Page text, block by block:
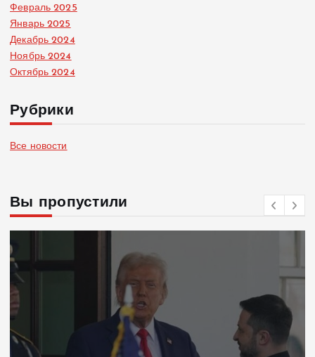
Февраль 2025
Январь 2025
Декабрь 2024
Ноябрь 2024
Октябрь 2024
Рубрики
Все новости
Вы пропустили